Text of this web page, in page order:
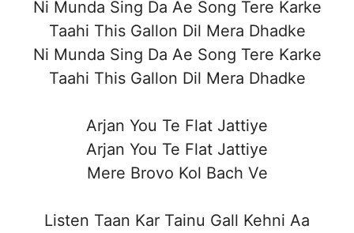
Ni Munda Sing Da Ae Song Tere Karke
Taahi This Gallon Dil Mera Dhadke
Ni Munda Sing Da Ae Song Tere Karke
Taahi This Gallon Dil Mera Dhadke
Arjan You Te Flat Jattiye
Arjan You Te Flat Jattiye
Mere Brovo Kol Bach Ve
Listen Taan Kar Tainu Gall Kehni Aa